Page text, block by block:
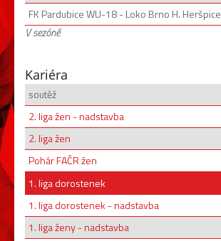
FK Pardubice WU-18 - Loko Brno H. Heršpice
V sezóně
Kariéra
soutěž
2. liga žen - nadstavba
2. liga žen
Pohár FAČR žen
1. liga dorostenek
1. liga dorostenek - nadstavba
1. liga ženy - nadstavba